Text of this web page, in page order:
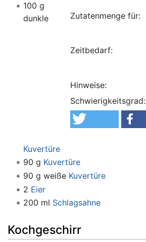
Zutatenmenge für:
Zeitbedarf:
Hinweise:
Schwierigkeitsgrad:
100 g
dunkle
Kuvertüre
90 g Kuvertüre
90 g weiße Kuvertüre
2 Eier
200 ml Schlagsahne
Kochgeschirr